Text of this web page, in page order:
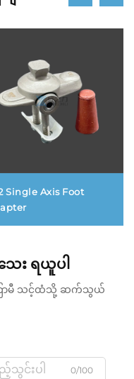
Single Axis Foot
း ရယူပါ
ာမီ သင့်ထံသို့ ဆက်သွယ်
0/100